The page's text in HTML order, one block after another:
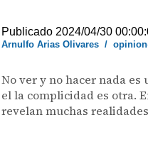
Publicado 2024/04/30
Arnulfo Arias Olivares /
No ver y no hacer nada es
el la complicidad es otra.
revelan muchas